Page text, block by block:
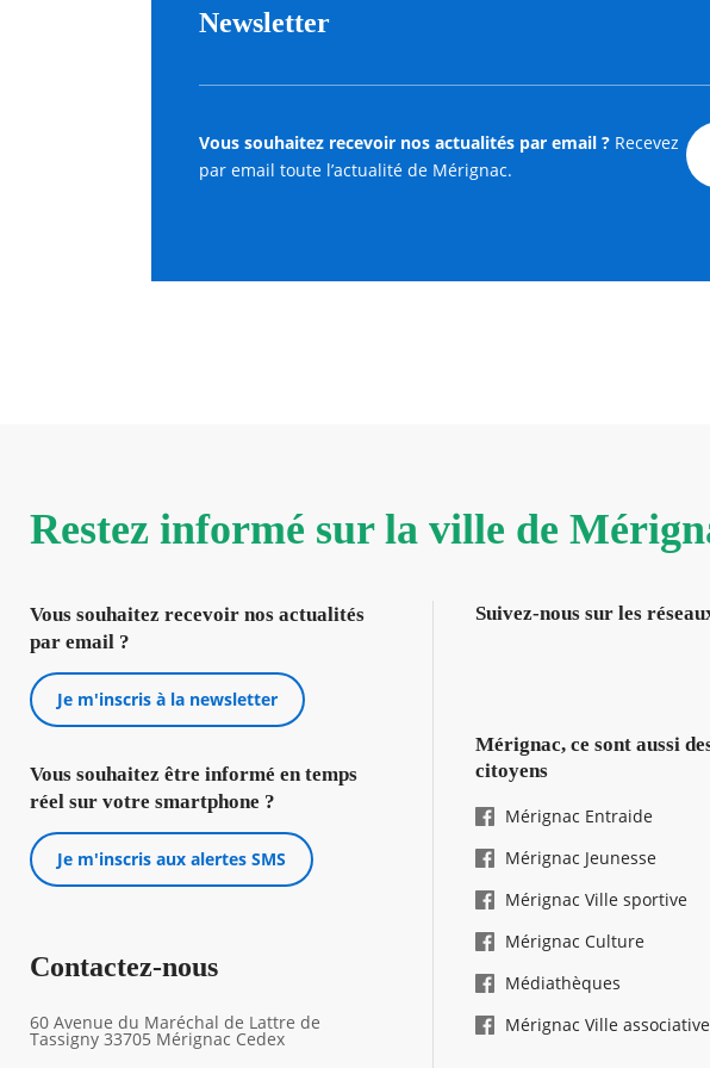
Newsletter
Vous souhaitez recevoir nos actualités par email ?Recevez
par email toute l’actualité de Mérignac.
Restez informé sur la ville de
Vous souhaitez recevoir nos actualités
par email ?
Je m'inscris à la newsletter
Vous souhaitez être informé en temps
réel sur votre smartphone ?
Je m'inscris aux alertes SMS
Contactez-nous
60 Avenue du Maréchal de Lattre de
Tassigny 33705 Mérignac Cedex
Suivez-nous sur les
Mérignac, ce sont aussi
citoyens
Mérignac Entraide
Mérignac Jeunesse
Mérignac Ville sportive
Mérignac Culture
Médiathèques
Mérignac Ville associative